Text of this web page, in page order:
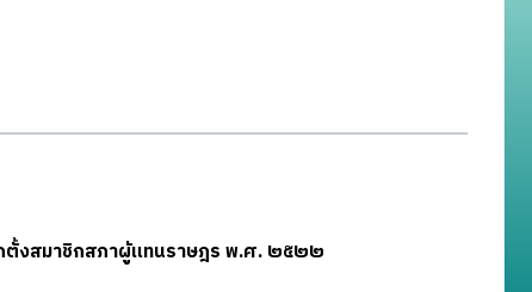
กตั้งสมาชิกสภาผู้แทนราษฎร พ.ศ. ๒๕๒๒